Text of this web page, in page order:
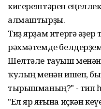
кисерештәрен
алмаштырҙы.
Тиҙ ярҙам итергә әҙер
рәхмәтемде
Шелтәле тауыш
ҡулың менән ишеп,
тырышманың?" - тип
"Ел яр яғына иҫкән